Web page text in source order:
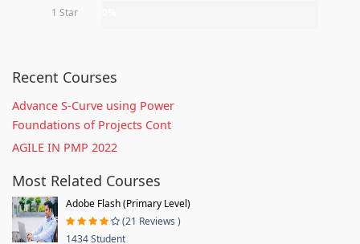
1 Star
Recent Courses
Advance S-Curve using Power
Foundations of Projects Cont
AGILE IN PMP 2022
Most Related Courses
Adobe Flash (Primary Level)
(21 Reviews )
1434 Student